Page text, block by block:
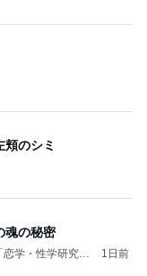
のシミ
魂の秘密
恋学・性学研究
1日前